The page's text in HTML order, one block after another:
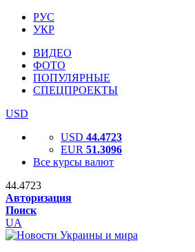
РУС
УКР
ВИДЕО
ФОТО
ПОПУЛЯРНЫЕ
СПЕЦПРОЕКТЫ
USD
USD 44.4723
EUR 51.3096
Все курсы валют
44.4723
Авторизация
Поиск
UA